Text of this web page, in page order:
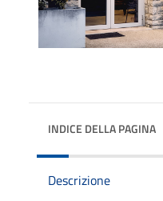
INDICE DELLA PAGINA
Descrizione